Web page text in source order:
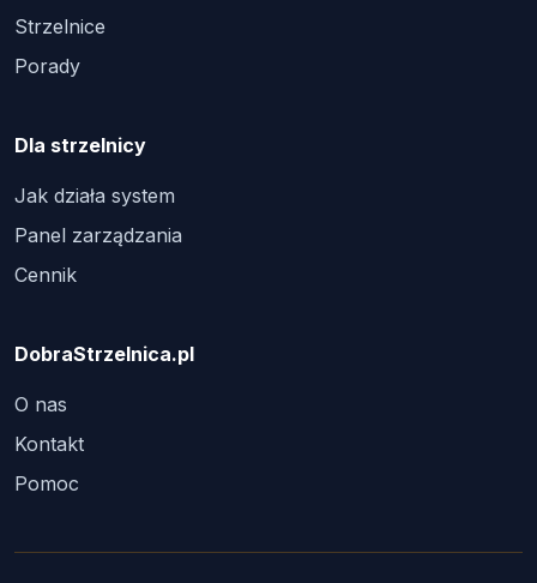
Strzelnice
Porady
Dla strzelnicy
Jak działa system
Panel zarządzania
Cennik
DobraStrzelnica.pl
O nas
Kontakt
Pomoc